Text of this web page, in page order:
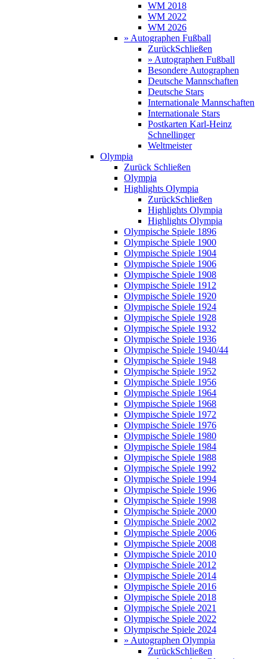
WM 2018
WM 2022
WM 2026
» Autographen Fußball
ZurückSchließen
» Autographen Fußball
Besondere Autographen
Deutsche Mannschaften
Deutsche Stars
Internationale Mannschaften
Internationale Stars
Postkarten Karl-Heinz
Schnellinger
Weltmeister
Olympia
Zurück Schließen
Olympia
Highlights Olympia
ZurückSchließen
Highlights Olympia
Highlights Olympia
Olympische Spiele 1896
Olympische Spiele 1900
Olympische Spiele 1904
Olympische Spiele 1906
Olympische Spiele 1908
Olympische Spiele 1912
Olympische Spiele 1920
Olympische Spiele 1924
Olympische Spiele 1928
Olympische Spiele 1932
Olympische Spiele 1936
Olympische Spiele 1940/44
Olympische Spiele 1948
Olympische Spiele 1952
Olympische Spiele 1956
Olympische Spiele 1964
Olympische Spiele 1968
Olympische Spiele 1972
Olympische Spiele 1976
Olympische Spiele 1980
Olympische Spiele 1984
Olympische Spiele 1988
Olympische Spiele 1992
Olympische Spiele 1994
Olympische Spiele 1996
Olympische Spiele 1998
Olympische Spiele 2000
Olympische Spiele 2002
Olympische Spiele 2006
Olympische Spiele 2008
Olympische Spiele 2010
Olympische Spiele 2012
Olympische Spiele 2014
Olympische Spiele 2016
Olympische Spiele 2018
Olympische Spiele 2021
Olympische Spiele 2022
Olympische Spiele 2024
» Autographen Olympia
ZurückSchließen